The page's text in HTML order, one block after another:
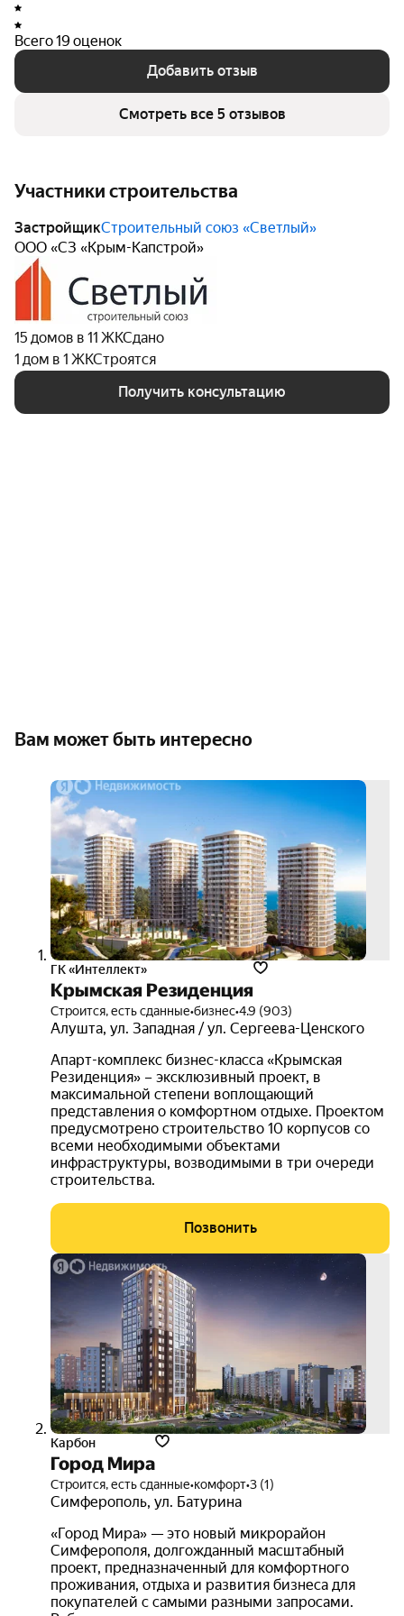
проектов. При выборе данного жилого комплекса
можно рассчитывать на высокий уровень
строительного исполнения и внимательное
отношение к деталям.
Всего 19 оценок
Добавить отзыв
Смотреть все 5 отзывов
Участники строительства
ЗастройщикСтроительный союз «Светлый»
ООО «СЗ «Крым-Капстрой»
15 домов в 11 ЖКСдано
1 дом в 1 ЖКСтроятся
Получить консультацию
Вам может быть интересно
ГК «Интеллект»
Крымская Резиденция
Строится, есть сданные•бизнес•4.9 (903)
Алушта, ул. Западная / ул. Сергеева-Ценского
Апарт-комплекс бизнес-класса «Крымская
Резиденция» – эксклюзивный проект, в
максимальной степени воплощающий
представления о комфортном отдыхе. Проектом
предусмотрено строительство 10 корпусов со
всеми необходимыми объектами
инфраструктуры, возводимыми в три очереди
строительства.
Позвонить
Карбон
Город Мира
Строится, есть сданные•комфорт•3 (1)
Симферополь, ул. Батурина
«Город Мира» — это новый микрорайон
Симферополя, долгожданный масштабный
проект, предназначенный для комфортного
проживания, отдыха и развития бизнеса для
покупателей с самыми разными запросами.